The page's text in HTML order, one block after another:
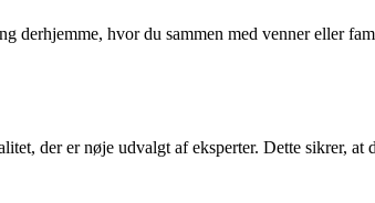
derhjemme, hvor du sammen med venner eller
der er nøje udvalgt af eksperter. Dette sikrer, at